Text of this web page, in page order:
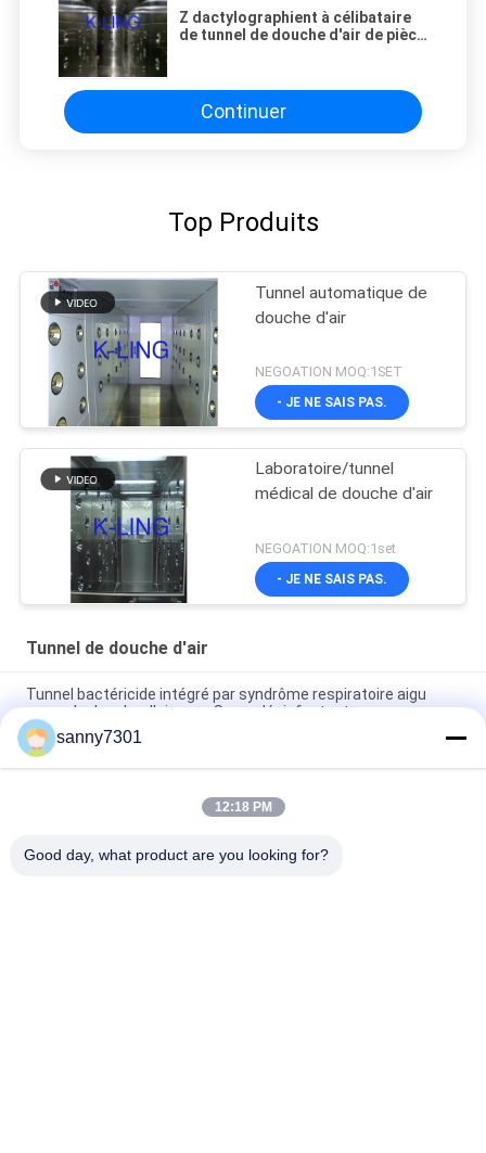
Z dactylographient à célibataire
de tunnel de douche d'air de pièce
Continuer
Top Produits
Tunnel automatique de
douche d'air
NEGOATION MOQ:1SET
- JE NE SAIS PAS.
Laboratoire/tunnel
médical de douche d'air
NEGOATION MOQ:1set
- JE NE SAIS PAS.
Tunnel de douche d'air
Tunnel bactéricide intégré par syndrôme respiratoire aigu
grave de douche d'air avec Spary désinfectant
Personnalisable à trois d'induction de porte de marchandises
d'air de tunnel automatique de douche
La cabine de douche automatique d'air de porte coulissante
sanny7301
12:18 PM
Good day, what product are you looking for?